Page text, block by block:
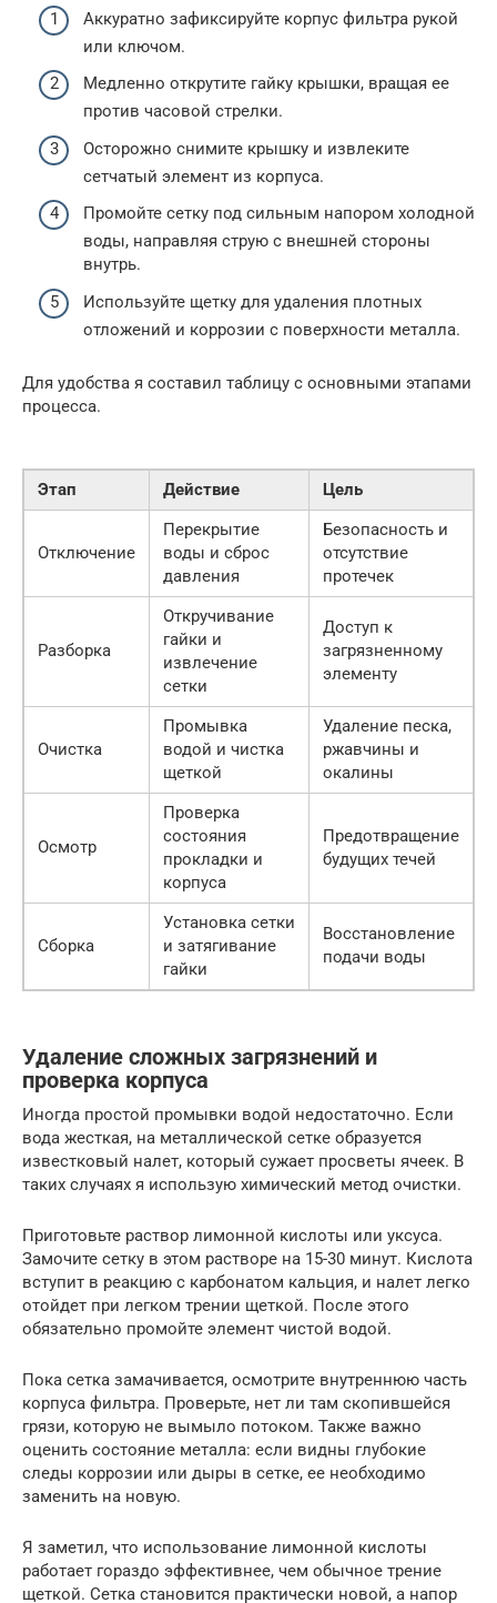
Аккуратно зафиксируйте корпус фильтра рукой
или ключом.
Медленно открутите гайку крышки, вращая ее
против часовой стрелки.
Осторожно снимите крышку и извлеките
сетчатый элемент из корпуса.
Промойте сетку под сильным напором холодной
воды, направляя струю с внешней стороны
внутрь.
Используйте щетку для удаления плотных
отложений и коррозии с поверхности металла.
Для удобства я составил таблицу с основными этапами
процесса.
Этап Действие Цель
Отключение
Перекрытие
воды и сброс
давления
Безопасность и
отсутствие
протечек
Разборка
Откручивание
гайки и
извлечение
сетки
Доступ к
загрязненному
элементу
Очистка
Промывка
водой и чистка
щеткой
Удаление песка,
ржавчины и
окалины
Осмотр
Проверка
состояния
прокладки и
корпуса
Предотвращение
будущих течей
Сборка
Установка сетки
и затягивание
гайки
Восстановление
подачи воды
Удаление сложных загрязнений и
проверка корпуса
Иногда простой промывки водой недостаточно. Если
вода жесткая, на металлической сетке образуется
известковый налет, который сужает просветы ячеек. В
таких случаях я использую химический метод очистки.
Приготовьте раствор лимонной кислоты или уксуса.
Замочите сетку в этом растворе на 15-30 минут. Кислота
вступит в реакцию с карбонатом кальция, и налет легко
отойдет при легком трении щеткой. После этого
обязательно промойте элемент чистой водой.
Пока сетка замачивается, осмотрите внутреннюю часть
корпуса фильтра. Проверьте, нет ли там скопившейся
грязи, которую не вымыло потоком. Также важно
оценить состояние металла: если видны глубокие
следы коррозии или дыры в сетке, ее необходимо
заменить на новую.
Я заметил, что использование лимонной кислоты
работает гораздо эффективнее, чем обычное трение
щеткой. Сетка становится практически новой, а напор